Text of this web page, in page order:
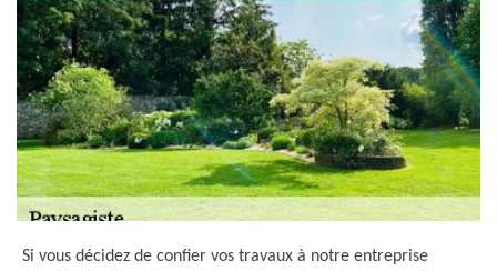
Si vous décidez de confier vos travaux à notre entreprise